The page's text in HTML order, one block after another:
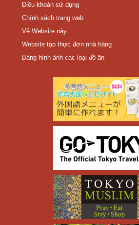
Điều khoản sử dụng
Chính sách trang web
Về Website này
Website tạo thực đơn nhà hàng
Bảng hình ảnh các loại đồ ăn